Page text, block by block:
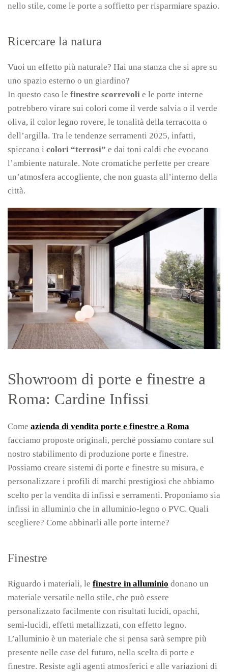
nello stile, come le porte a soffietto per risparmiare spazio.
Ricercare la natura
Vuoi un effetto più naturale? Hai una stanza che si apre su
uno spazio esterno o un giardino?
In questo caso le finestre scorrevoli e le porte interne
potrebbero virare sui colori come il verde salvia o il verde
oliva, il color legno rovere, le tonalità della terracotta o
dell’argilla. Tra le tendenze serramenti 2025, infatti,
spiccano i colori “terrosi” e dai toni caldi che evocano
l’ambiente naturale. Note cromatiche perfette per creare
un’atmosfera accogliente, che non guasta all’interno della
città.
Showroom di porte e finestre a
Roma: Cardine Infissi
Come azienda di vendita porte e finestre a Roma
facciamo proposte originali, perché possiamo contare sul
nostro stabilimento di produzione porte e finestre.
Possiamo creare sistemi di porte e finestre su misura, e
personalizzare i profili di marchi prestigiosi che abbiamo
scelto per la vendita di infissi e serramenti. Proponiamo sia
infissi in alluminio che in alluminio-legno o PVC. Quali
scegliere? Come abbinarli alle porte interne?
Finestre
Riguardo i materiali, le finestre in alluminio donano un
materiale versatile nello stile, che può essere
personalizzato facilmente con risultati lucidi, opachi,
semi-lucidi, effetti metallizzati, con effetto legno.
L’alluminio è un materiale che si pensa sarà sempre più
presente nelle case del futuro, nella scelta di porte e
finestre. Resiste agli agenti atmosferici e alle variazioni di